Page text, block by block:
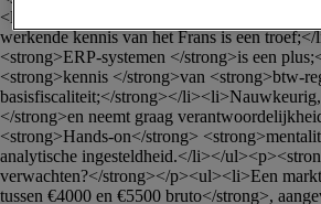
<li>Communiceert vlot in het
werkende kennis van het Frans is een
<strong>ERP-systemen </strong>is een
<strong>kennis </strong>van <strong>btw-
basisfiscaliteit;</strong></
</strong>en neemt graag
<strong>Hands-on</strong>
analytische ingesteldheid.</li></
verwachten?</strong></p><ul><li>Een
tussen €4000 en €5500 bruto</strong>,